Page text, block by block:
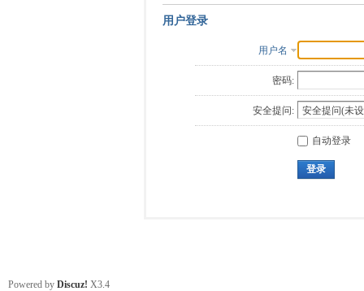
用户登录
用户名
密码:
安全提问:
自动登录
登录
Powered by Discuz! X3.4